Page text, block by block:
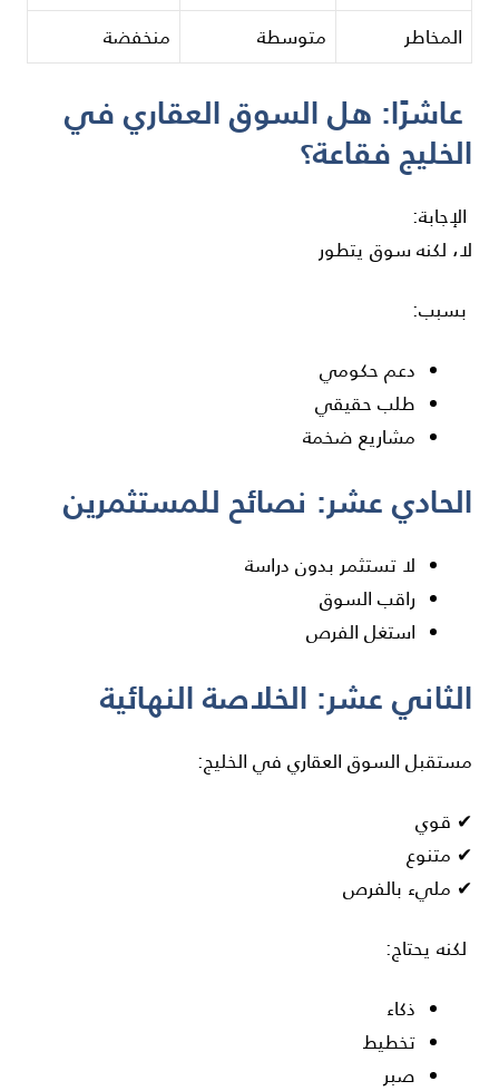
المخاطر متوسطة منخفضة
عاشرًا: هل السوق العقاري في
الخليج فقاعة؟
الإجابة:
لا، لكنه سوق يتطور
بسبب:
دعم حكومي
طلب حقيقي
مشاريع ضخمة
الحادي عشر: نصائح للمستثمرين
لا تستثمر بدون دراسة
راقب السوق
استغل الفرص
الثاني عشر: الخلاصة النهائية
مستقبل السوق العقاري في الخليج:
✔ قوي
✔ متنوع
✔ مليء بالفرص
لكنه يحتاج:
ذكاء
تخطيط
صبر